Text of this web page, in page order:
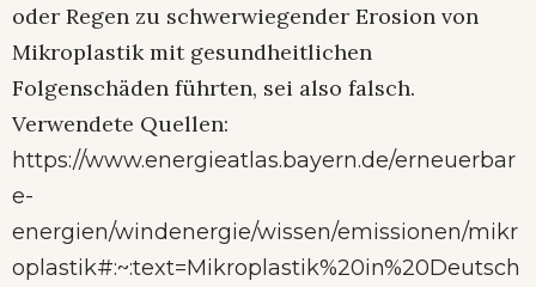
oder Regen zu schwerwiegender Erosion von
Mikroplastik mit gesundheitlichen
Folgenschäden führten, sei also falsch.
Verwendete Quellen:
https://www.energieatlas.bayern.de/erneuerbar
e-
energien/windenergie/wissen/emissionen/mikr
oplastik#:~:text=Mikroplastik%20in%20Deutsch